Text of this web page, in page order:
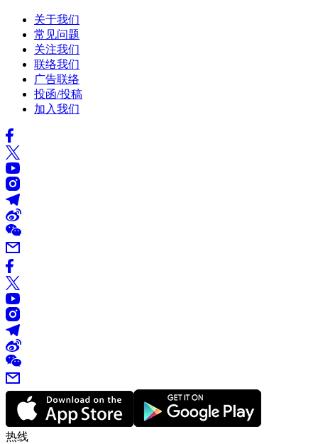
关于我们
常见问题
关注我们
联络我们
广告联络
投函/投稿
加入我们
热线